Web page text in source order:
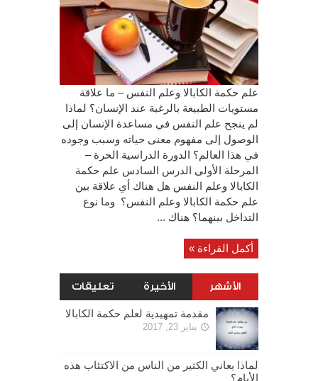
علم حكمة الكابالا وعلم النفس – ما علاقة
مستويات الطبيعة بالرغبة عند الإنسان؟ لماذا
لم ينجح علم النفس في مساعدة الإنسان إلى
الوصول إلى مفهوم معنى حياته وسبب وجوده
في هذا العالم؟ الدورة الدراسية الحرة –
المرحلة الأولى الدرس السادس علم حكمة
الكابالا وعلم النفس هل هناك أي علاقة بين
علم حكمة الكابالا وعلم النفس؟ وما نوع
التداخل بينهما؟ هناك ...
أكمل القراءة »
الأشهر الأخيرة تعليقات
مقدمة تمهيدية لعلم حكمة الكابالا
يناير 23, 2017
لماذا يعاني الكثير من الناس من الاكتئاب هذه
الأيام؟